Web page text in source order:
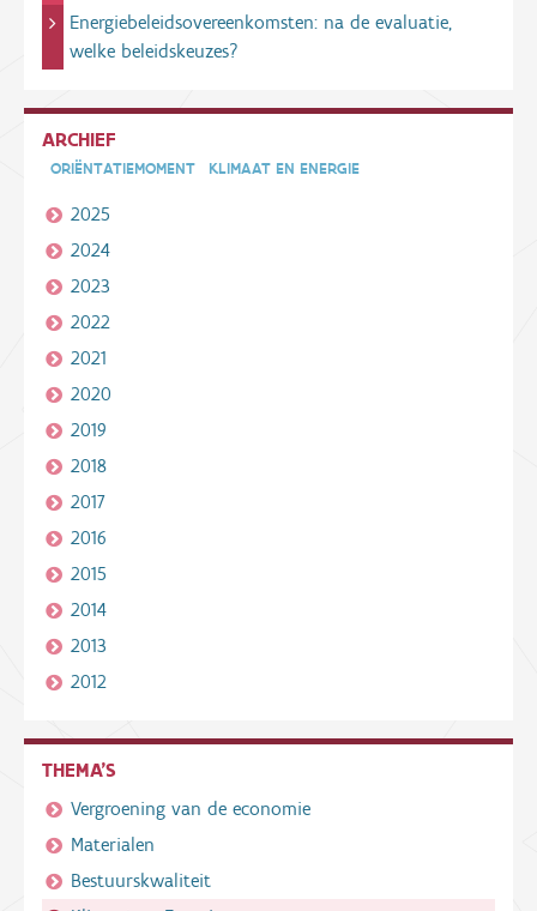
Energiebeleidsovereenkomsten: na de evaluatie,
welke beleidskeuzes?
ARCHIEF
ORIËNTATIEMOMENT KLIMAAT EN ENERGIE
2025
2024
2023
2022
2021
2020
2019
2018
2017
2016
2015
2014
2013
2012
THEMA'S
Vergroening van de economie
Materialen
Bestuurskwaliteit